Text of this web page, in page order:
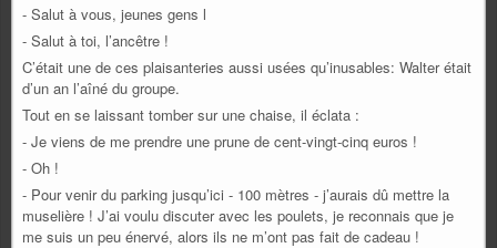
- Salut à vous, jeunes gens l
- Salut à toi, l’ancêtre !
C’était une de ces plaisanteries aussi usées qu’inusables: Walter était
d’un an l’aîné du groupe.
Tout en se laissant tomber sur une chaise, il éclata :
- Je viens de me prendre une prune de cent-vingt-cinq euros !
- Oh !
- Pour venir du parking jusqu’ici - 100 mètres - j’aurais dû mettre la
muselière ! J’ai voulu discuter avec les poulets, je reconnais que je
me suis un peu énervé, alors ils ne m’ont pas fait de cadeau !